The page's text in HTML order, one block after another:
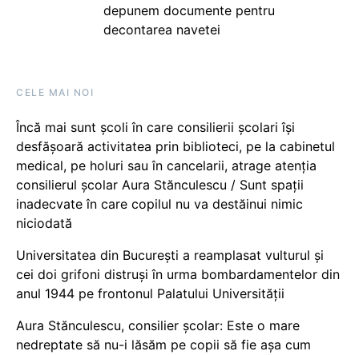
depunem documente pentru
decontarea navetei
CELE MAI NOI
Încă mai sunt școli în care consilierii școlari își
desfășoară activitatea prin biblioteci, pe la cabinetul
medical, pe holuri sau în cancelarii, atrage atenția
consilierul școlar Aura Stănculescu / Sunt spații
inadecvate în care copilul nu va destăinui nimic
niciodată
Universitatea din București a reamplasat vulturul și
cei doi grifoni distruși în urma bombardamentelor din
anul 1944 pe frontonul Palatului Universității
Aura Stănculescu, consilier școlar: Este o mare
nedreptate să nu-i lăsăm pe copii să fie așa cum